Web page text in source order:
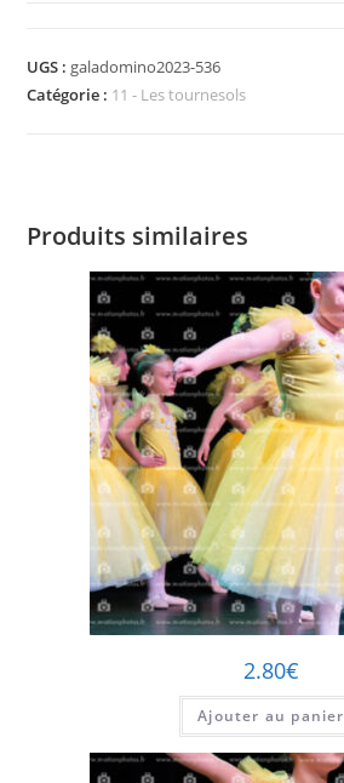
UGS : galadomino2023-536
Catégorie : 11 - Les tournesols
Produits similaires
2.80€
Ajouter au panier